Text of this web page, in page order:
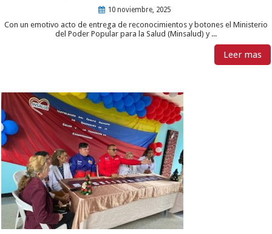
10 noviembre, 2025
Con un emotivo acto de entrega de reconocimientos y botones el Ministerio
del Poder Popular para la Salud (Minsalud) y ...
Leer mas